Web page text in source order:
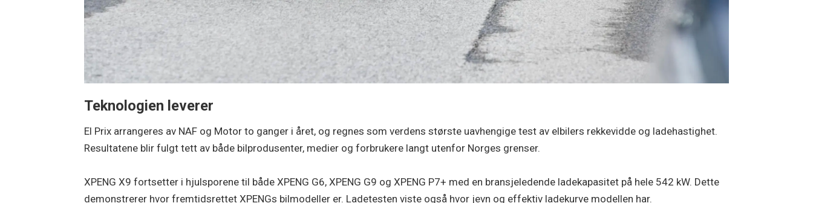
Teknologien leverer
El Prix arrangeres av NAF og Motor to ganger i året, og regnes som verdens største uavhengige test av elbilers rekkevidde og ladehastighet.
Resultatene blir fulgt tett av både bilprodusenter, medier og forbrukere langt utenfor Norges grenser.
XPENG X9 fortsetter i hjulsporene til både XPENG G6, XPENG G9 og XPENG P7+ med en bransjeledende ladekapasitet på hele 542 kW. Dette
demonstrerer hvor fremtidsrettet XPENGs bilmodeller er. Ladetesten viste også hvor jevn og effektiv ladekurve modellen har.